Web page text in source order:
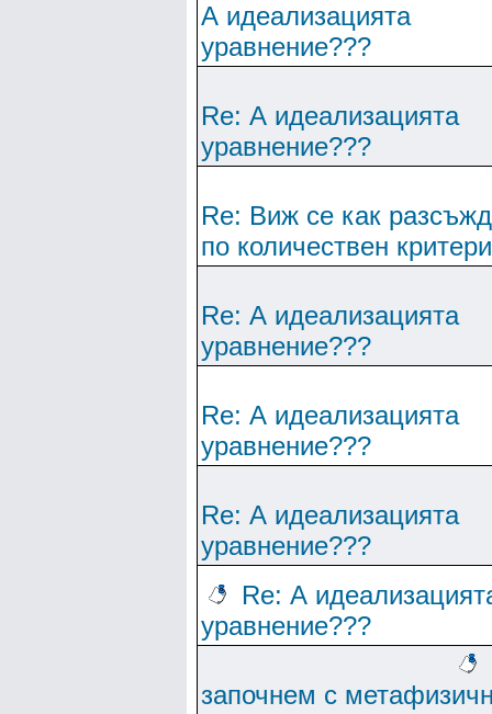
А идеализацията
уравнение???
Re: А идеализацията
уравнение???
Re: Виж се как
по количествен
Re: А идеализацията
уравнение???
Re: А идеализацията
уравнение???
Re: А идеализацията
уравнение???
Re: А
уравнение???
започнем с